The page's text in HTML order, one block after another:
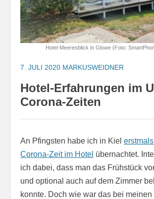
Hotel Meeresblick in Glowe (Foto:
7. JULI 2020 MARKUSWEIDNER
Hotel-Erfahrungen im
Corona-Zeiten
An Pfingsten habe ich in Kiel
Corona-Zeit im Hotel übernachtet.
ich dabei, dass man das Frühstück
und optional auch auf dem Zimmer
konnte. Doch wie war das bei